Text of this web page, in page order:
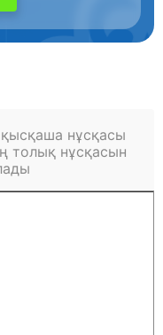
нұсқасы
толық нұсқасын